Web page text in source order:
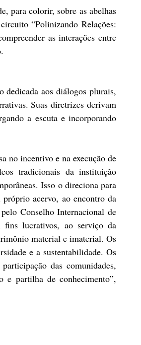
para colorir, sobre as abelhas
“Polinizando Relações:
as interações entre
dedicada aos diálogos plurais,
Suas diretrizes derivam
a escuta e incorporando
no incentivo e na execução de
tradicionais da instituição
Isso o direciona para
acervo, ao encontro da
Conselho Internacional de
fins lucrativos, ao serviço da
material e imaterial. Os
e a sustentabilidade. Os
das comunidades,
e partilha de conhecimento”,